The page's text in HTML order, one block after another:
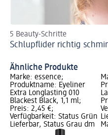
5 Beauty-Schritte
Schlupflider richtig
Ähnliche Produkte
Marke: essence;
Produktname: Eyeliner
Extra Longlasting 010
Blackest Black, 1,1 ml;
Preis: 2,45 €;
Verfügbarkeit: Status Grün
Lieferbar, Status Grau dm